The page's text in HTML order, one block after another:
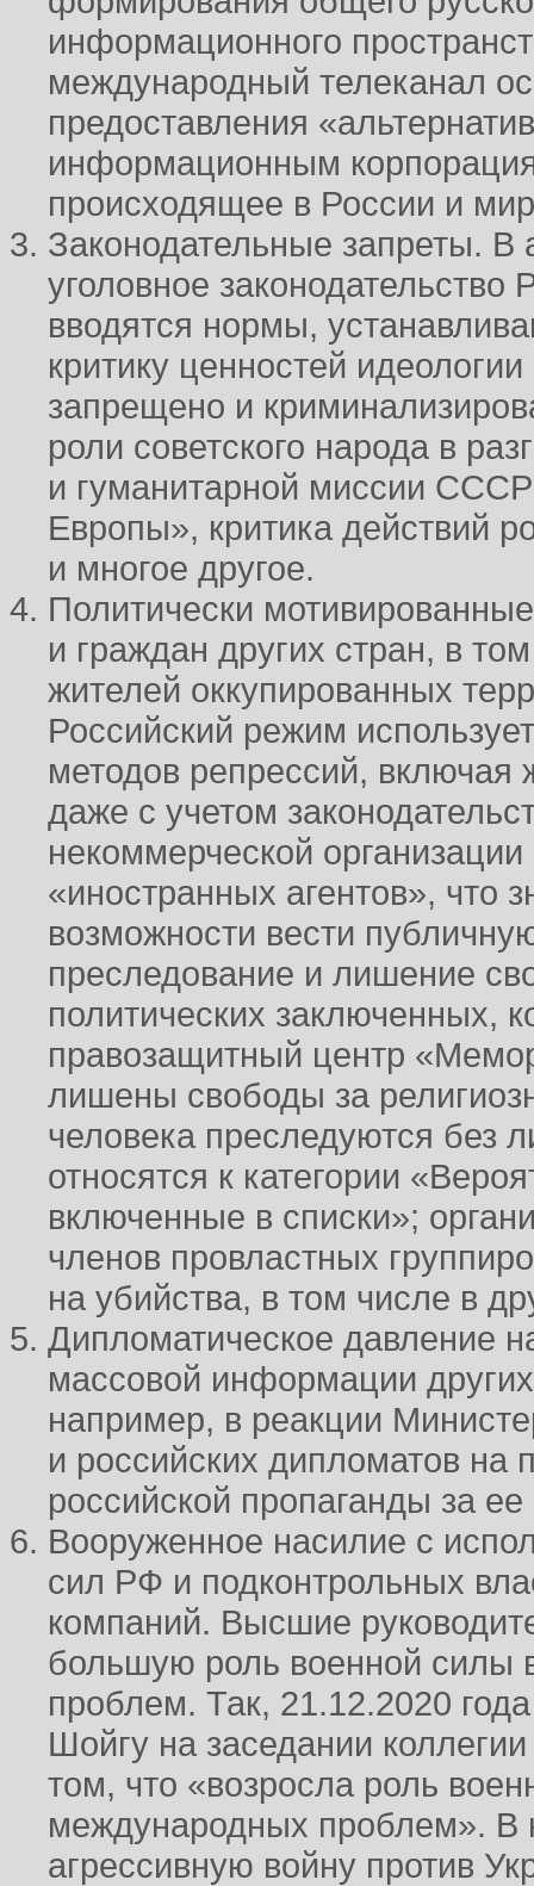
информационного
международный телеканал
предоставления
информационным
происходящее в России и
Законодательные запреты. В
уголовное
вводятся нормы,
критику ценностей
запрещено и
роли советского народа в
и гуманитарной миссии
Европы», критика действий
и многое другое.
Политически
и граждан других стран, в
жителей оккупированных
Российский режим
методов репрессий, включая
даже с учетом
некоммерческой
«иностранных агентов», что
возможности вести
преследование и лишение
политических заключенных,
правозащитный центр
лишены свободы за
человека преследуются без
относятся к категории
включенные в списки»;
членов провластных
на убийства, в том числе в
Дипломатическое давление
массовой информации
например, в реакции
и российских дипломатов на
российской пропаганды за
Вооруженное насилие с
сил РФ и подконтрольных
компаний. Высшие
большую роль военной силы
проблем. Так, 21.12.2020
Шойгу на заседании
том, что «возросла роль
международных проблем». В
агрессивную войну против